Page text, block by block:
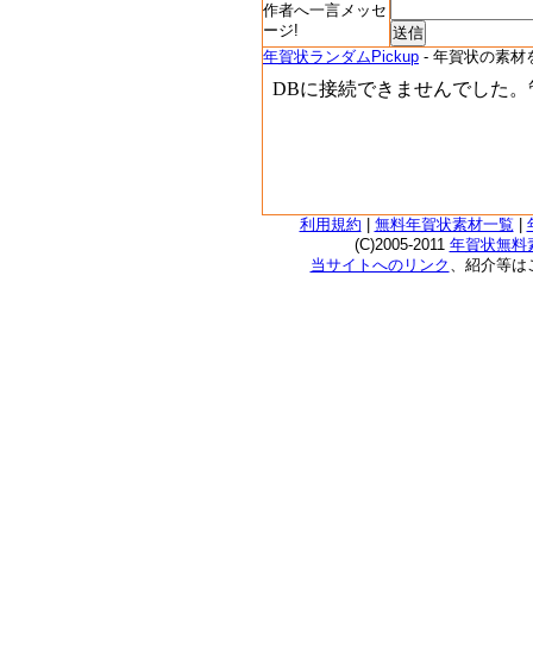
作者へ一言メッセ
ージ!
年賀状ランダムPickup - 年賀状の素材
利用規約 無料年賀状素材一覧
(C)2005-2011 年賀状無料
当サイトへのリンク 、紹介等は